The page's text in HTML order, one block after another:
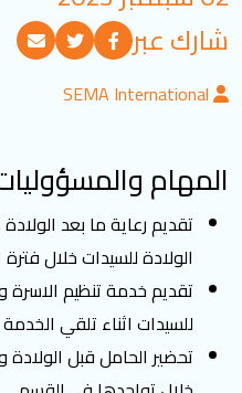
تسجيل
العربية
تابعنا
شارك عبر
SEMA International
المهام
تقديم رعاية ما بعد
الولادة للسيدات خلال فترة
تقديم خدمة تنظيم
للسيدات اثناء تلقي الخدمة
تحضير الحامل قبل الولادة